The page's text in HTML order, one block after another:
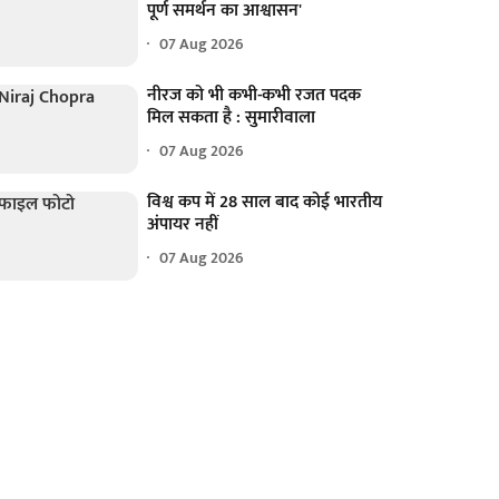
पूर्ण समर्थन का आश्वासन'
07 Aug 2026
नीरज को भी कभी-कभी रजत पदक
मिल सकता है : सुमारीवाला
07 Aug 2026
विश्व कप में 28 साल बाद कोई भारतीय
अंपायर नहीं
07 Aug 2026